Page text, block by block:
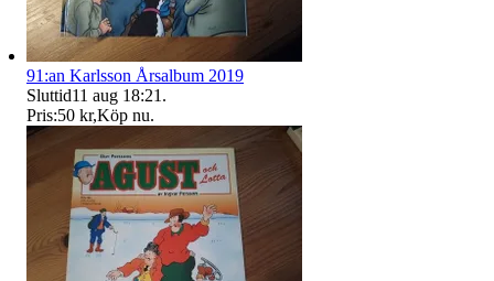
91:an Karlsson Årsalbum 2019
Sluttid11 aug 18:21 .
Pris:50 kr,Köp nu.